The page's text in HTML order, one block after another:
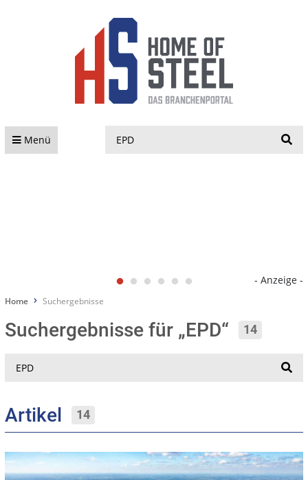
Menü
- Anzeige -
Home Suchergebnisse
Suchergebnisse für „EPD“ 14
Artikel 14